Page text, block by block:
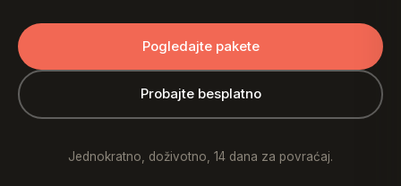
Pogledajte pakete
Probajte besplatno
Jednokratno, doživotno, 14 dana za povraćaj.